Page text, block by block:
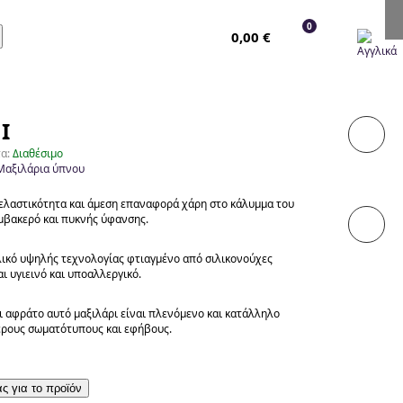
0
0,00 €
Διαθέσιμο
ύπνου
και άμεση επαναφορά χάρη στο κάλυμμα του
και πυκνής ύφανσης.
υψηλής τεχνολογίας φτιαγμένο από σιλικονούχες
υγιεινό και υποαλλεργικό.
αφράτο αυτό μαξιλάρι είναι πλενόμενο και κατάλληλο
σωματότυπους και εφήβους.
για το προϊόν